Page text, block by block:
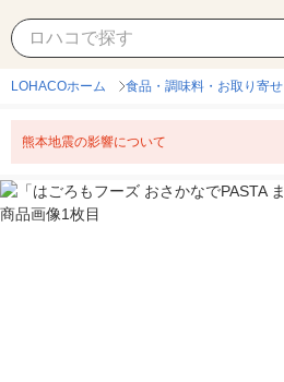
LOHACOホーム 食品・調味料・お取り寄せ
熊本地震の影響について